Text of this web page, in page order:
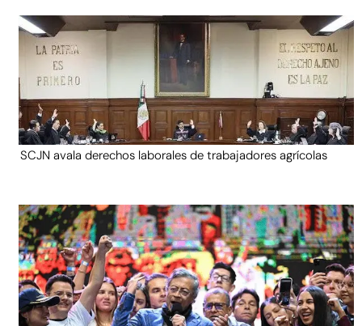
SCJN avala derechos laborales de trabajadores agrícolas